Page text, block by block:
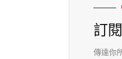
訂
傳達你